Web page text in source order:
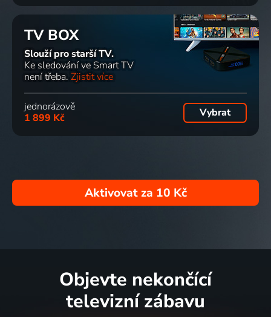
TV BOX
Slouží pro starší TV.
Ke sledování ve Smart TV
není třeba. Zjistit více
jednorázově
1 899 Kč
Vybrat
Aktivovat za 10 Kč
Objevte nekončící
televizní zábavu